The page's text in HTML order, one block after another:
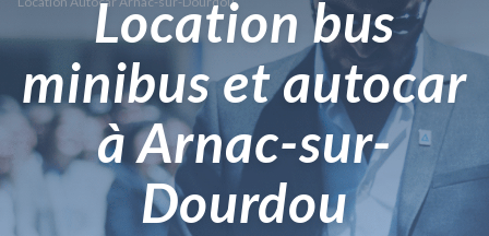
Location bus
minibus et autocar
à Arnac-sur-
Dourdou